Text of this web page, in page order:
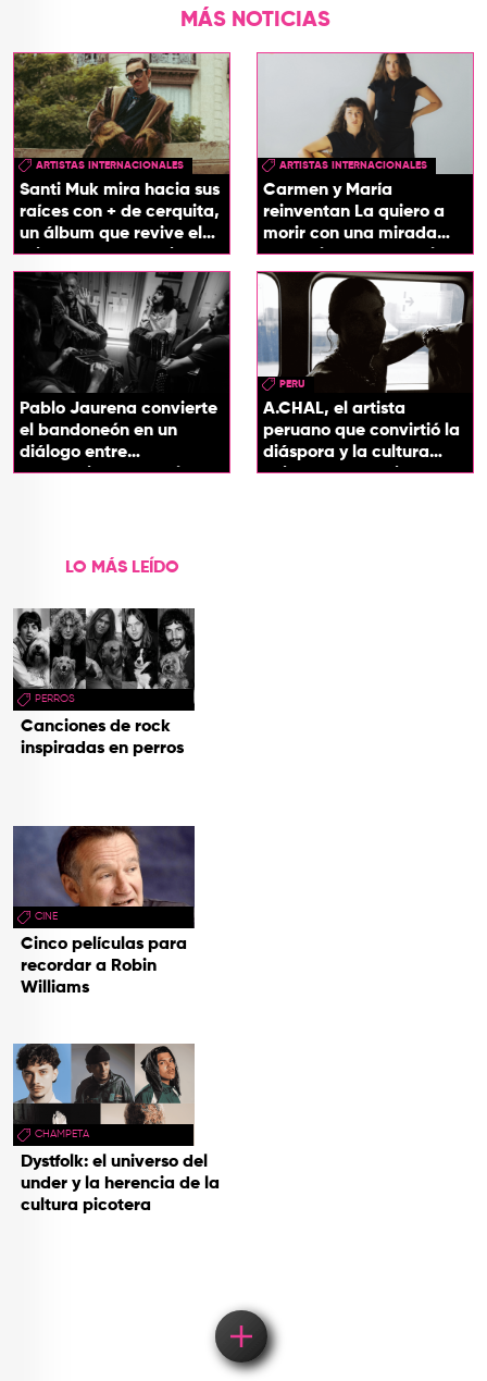
MÁS NOTICIAS
ARTISTAS INTERNACIONALES
Santi Muk mira hacia sus
raíces con + de cerquita,
un álbum que revive el
origen de sus canciones
ARTISTAS INTERNACIONALES
Carmen y María
reinventan La quiero a
morir con una mirada
entre el flamenco y el
soul
Pablo Jaurena convierte
el bandoneón en un
diálogo entre
generaciones con el
PERU
A.CHAL, el artista
peruano que convirtió la
diáspora y la cultura
chicha en su sonido
LO MÁS LEÍDO
PERROS
Canciones de rock
inspiradas en perros
CINE
Cinco películas para
recordar a Robin
Williams
CHAMPETA
Dystfolk: el universo del
under y la herencia de la
cultura picotera